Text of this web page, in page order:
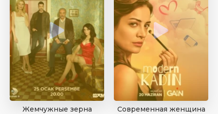
Жемчужные зерна Современная женщина